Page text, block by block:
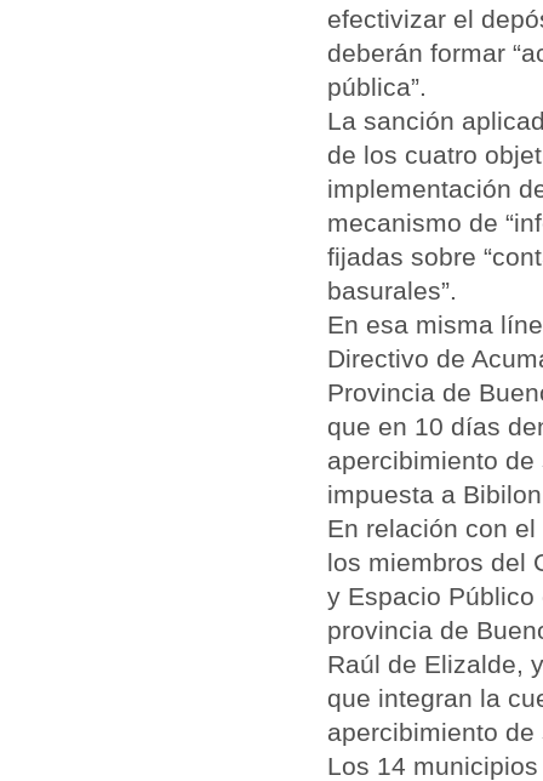
efectivizar el
deberán formar
pública”.
La sanción
de los cuatro
implementación
mecanismo de
fijadas sobre
basurales”.
En esa misma
Directivo de
Provincia de
que en 10 días
apercibimiento
impuesta a
En relación con
los miembros del
y Espacio
provincia de
Raúl de Elizalde,
que integran la
apercibimiento
Los 14